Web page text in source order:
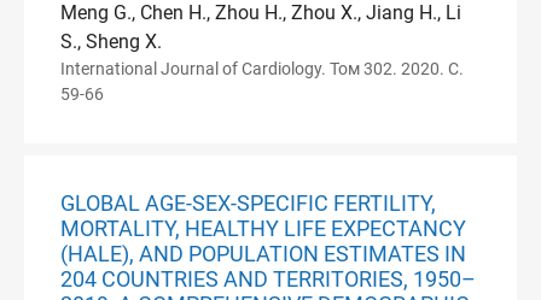
Meng G., Chen H., Zhou H., Zhou X., Jiang H., Li
S., Sheng X.
International Journal of Cardiology. Том 302. 2020. С.
59-66
GLOBAL AGE-SEX-SPECIFIC FERTILITY,
MORTALITY, HEALTHY LIFE EXPECTANCY
(HALE), AND POPULATION ESTIMATES IN
204 COUNTRIES AND TERRITORIES, 1950–